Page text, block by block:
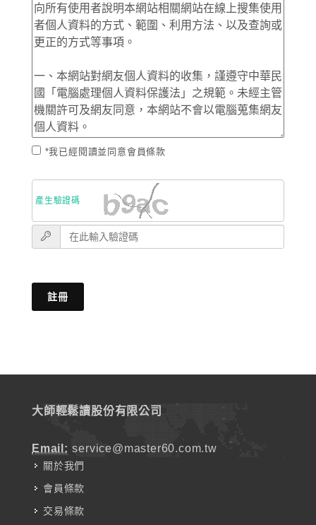
*我已經閱讀並同意會員條款
產生驗證碼
註冊
大師輕鬆讀股份有限公司
Email: service@master60.com.tw
關於我們
會員條款
交易條款